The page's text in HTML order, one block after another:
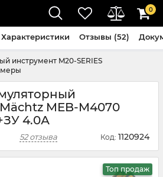
0
инструмент M20-SERIES
MEB-M4070
4.0А
52 отзыва Код: 1120924
Топ продаж
Характеристики Отзывы (52)